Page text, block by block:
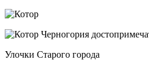
Улочки Старого города